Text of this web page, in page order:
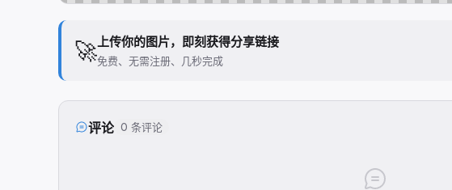
🚀上传你的图片，即刻获得分享链接
免费、无需注册、几秒完成
评论 0 条评论